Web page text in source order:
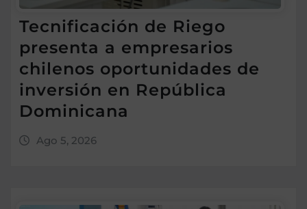
Tecnificación de Riego
presenta a empresarios
chilenos oportunidades de
inversión en República
Dominicana
Ago 5, 2026